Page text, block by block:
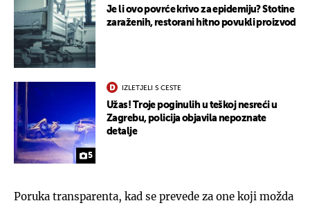
Je li ovo povrće krivo za epidemiju? Stotine
zaraženih, restorani hitno povukli proizvod
5
IZLETJELI S CESTE
Užas! Troje poginulih u teškoj nesreći u
Zagrebu, policija objavila nepoznate
detalje
Poruka transparenta, kad se prevede za one koji možda